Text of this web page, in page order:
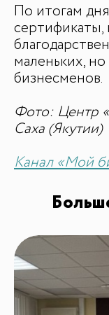
По итогам
маленьких,
бизнесменов.
Фото: Центр
Саха (Якутии)
Канал «Мой